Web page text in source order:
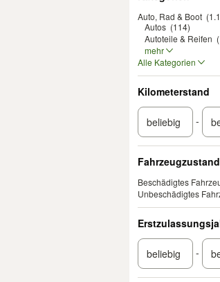
Auto, Rad & Boot
Autos (114)
Autoteile & Reifen
mehr
Alle Kategorien
Kilometerstand
-
Fahrzeugzustand
Beschädigtes
Unbeschädigtes
-